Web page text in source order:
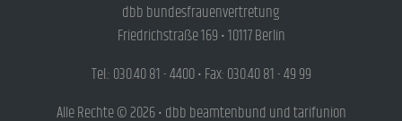
dbb bundesfrauenvertretung
Friedrichstraße 169 • 10117 Berlin
Tel.: 030.40 81 - 4400 • Fax: 030.40 81 - 49 99
Alle Rechte © 2026 • dbb beamtenbund und tarifunion